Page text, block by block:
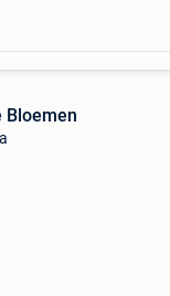
Bloemen